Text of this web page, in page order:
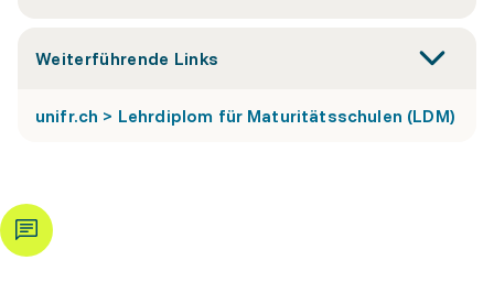
Weiterführende Links
unifr.ch > Lehrdiplom für Maturitätsschulen (LDM)